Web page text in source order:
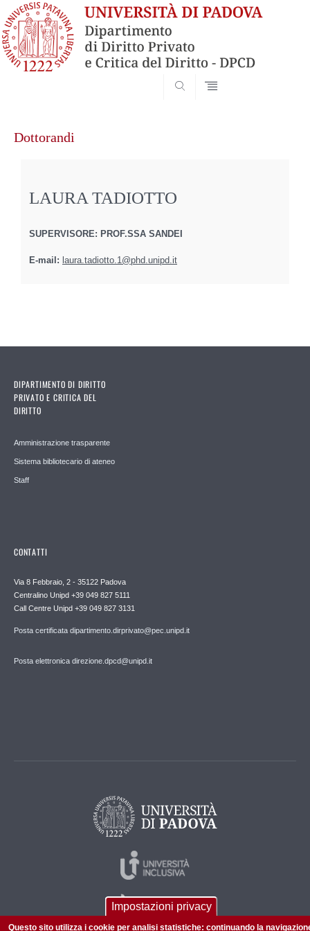
contenuto
Dottorandi
LAURA TADIOTTO
SUPERVISORE: PROF.SSA SANDEI
E-mail: laura.tadiotto.1@phd.unipd.it
DIPARTIMENTO DI DIRITTO
PRIVATO E CRITICA DEL
DIRITTO
Amministrazione trasparente
Sistema bibliotecario di ateneo
Staff
CONTATTI
Via 8 Febbraio, 2 - 35122 Padova
Centralino Unipd +39 049 827 5111
Call Centre Unipd +39 049 827 3131
Posta certificata dipartimento.dirprivato@pec.unipd.it
Posta elettronica direzione.dpcd@unipd.it
Impostazioni privacy
Questo sito utilizza i cookie per analisi statistiche: continuando la